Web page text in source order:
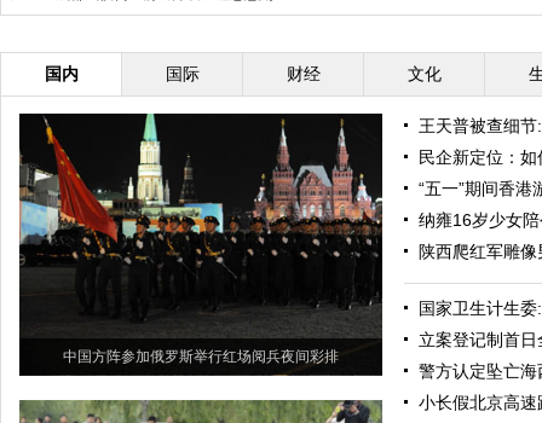
国内 国际 财经 文化
中国方阵参加俄罗斯举行红场阅兵夜间彩排
王天普被查细
民企新定位：如
“五一”期间香港
纳雍16岁少女
陕西爬红军雕
国家卫生计生
立案登记制首
警方认定坠亡
小长假北京高